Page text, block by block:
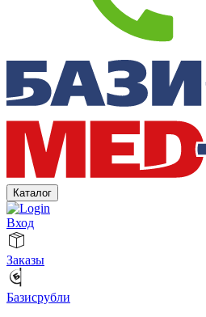
Каталог
Вход
Заказы
Базисрубли